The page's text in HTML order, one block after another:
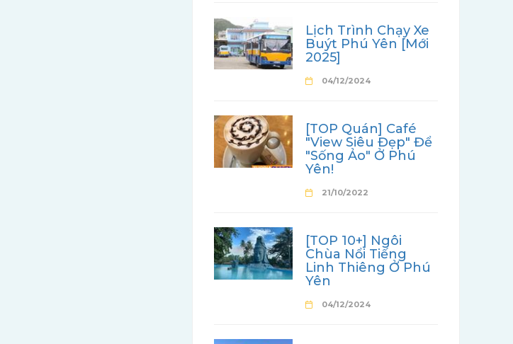
Lịch Trình Chạy Xe
Buýt Phú Yên [Mới
2025]
04/12/2024
[TOP Quán] Café
"View Siêu Đẹp" Để
"Sống Ảo" Ở Phú
Yên!
21/10/2022
[TOP 10+] Ngôi
Chùa Nổi Tiếng
Linh Thiêng Ở Phú
Yên
04/12/2024